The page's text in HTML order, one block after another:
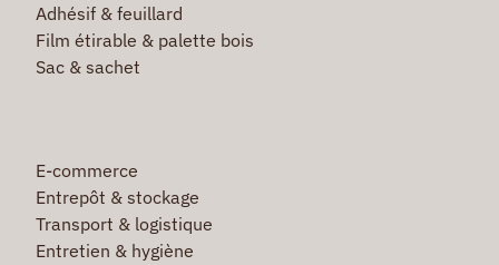
Adhésif & feuillard
Film étirable & palette bois
Sac & sachet
E-commerce
Entrepôt & stockage
Transport & logistique
Entretien & hygiène